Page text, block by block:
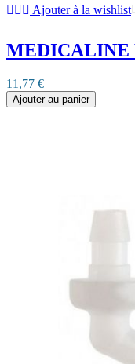
Ajouter à la wishlist
MEDICALINE
11,77 €
Ajouter au panier